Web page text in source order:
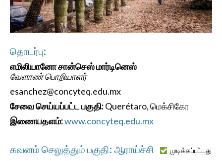
தொடர்பு:
எமிலியானோ சான்செஸ் மார்டினெஸ்
வேளாண் பொறியாளர்
esanchez@concyteq.edu.mx
சேவை செய்யப்பட்ட பகுதி:Querétaro, மெக்சிகோ
இணையதளம்:www.concyteq.edu.mx
கவனம் செலுத்தும் பகுதி: ஆராய்ச்சி முடிக்கப்பட்டது